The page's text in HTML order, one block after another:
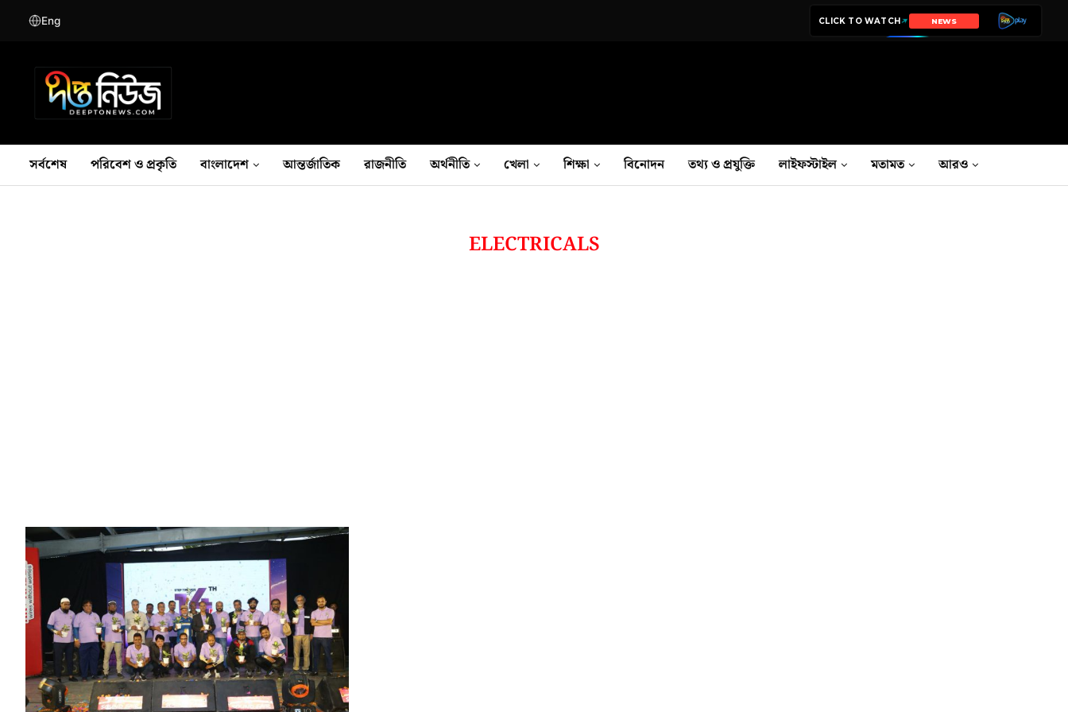
Eng CLICK TO WATCH NEWS
সর্বশেষ পরিবেশ ও প্রকৃতি বাংলাদেশ আন্তর্জাতিক রাজনীতি অর্থনীতি খেলা শিক্ষা বিনোদন তথ‍্য ও প্রযুক্তি লাইফস্টাইল মতামত আরও
ELECTRICALS